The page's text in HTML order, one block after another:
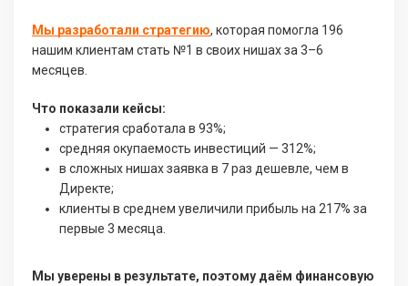
Мы разработали стратегию, которая помогла 196
нашим клиентам стать №1 в своих нишах за 3–6
месяцев.
Что показали кейсы:
стратегия сработала в 93%;
средняя окупаемость инвестиций — 312%;
в сложных нишах заявка в 7 раз дешевле, чем в
Директе;
клиенты в среднем увеличили прибыль на 217% за
первые 3 месяца.
Мы уверены в результате, поэтому даём финансовую